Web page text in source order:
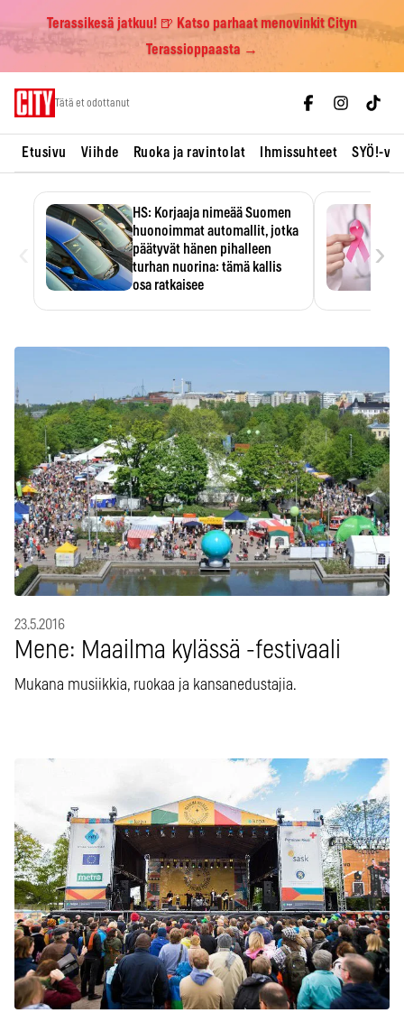
Terassikesä jatkuu! 🍺 Katso parhaat menovinkit Cityn
Terassioppaasta →
Tätä et odottanut
Etusivu Viihde Ruoka ja ravintolat Ihmissuhteet SYÖ!-
HS: Korjaaja nimeää Suomen
huonoimmat automallit, jotka
päätyvät hänen pihalleen
turhan nuorina: tämä kallis
osa ratkaisee
›
23.5.2016
Mene: Maailma kylässä -festivaali
Mukana musiikkia, ruokaa ja kansanedustajia.